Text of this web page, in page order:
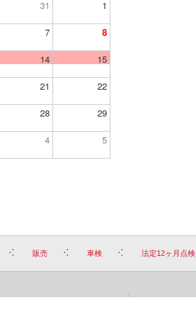
31 1
7 8
14 15
21 22
28 29
4 5
販売 車検 法定12ヶ月点検